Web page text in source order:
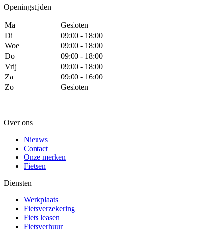
Openingstijden
Ma
Gesloten
Di
09:00 - 18:00
Woe
09:00 - 18:00
Do
09:00 - 18:00
Vrij
09:00 - 18:00
Za
09:00 - 16:00
Zo
Gesloten
Over ons
Nieuws
Contact
Onze merken
Fietsen
Diensten
Werkplaats
Fietsverzekering
Fiets leasen
Fietsverhuur